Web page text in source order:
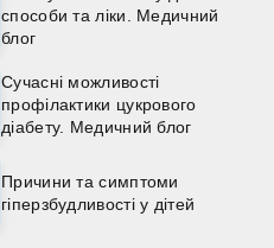
способи та ліки. Медичний
блог
Сучасні можливості
профілактики цукрового
діабету. Медичний блог
Причини та симптоми
гіперзбудливості у дітей